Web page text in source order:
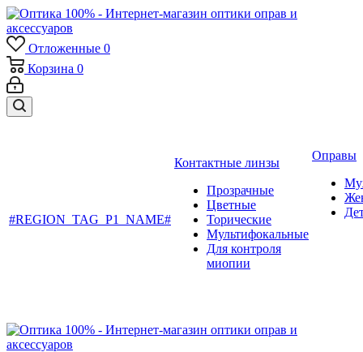
Отложенные 0
Корзина 0
#REGION_TAG_P1_NAME#
Контактные линзы
Прозрачные
Цветные
Торические
Мультифокальные
Для контроля
миопии
Оправы